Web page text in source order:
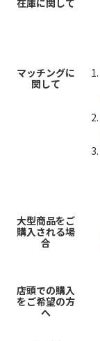
在庫に関して
マッチングに
関して
大型商品をご
購入される場
合
店頭での購入
をご希望の方
へ